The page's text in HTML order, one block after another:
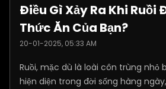
Posts:106
Điều Gì Xảy Ra Khi Ruồi
Thức Ăn Của Bạn?
20-01-2025, 05:33 AM
Ruồi, mặc dù là loài côn trùng nhỏ
hiện diện trong đời sống hàng